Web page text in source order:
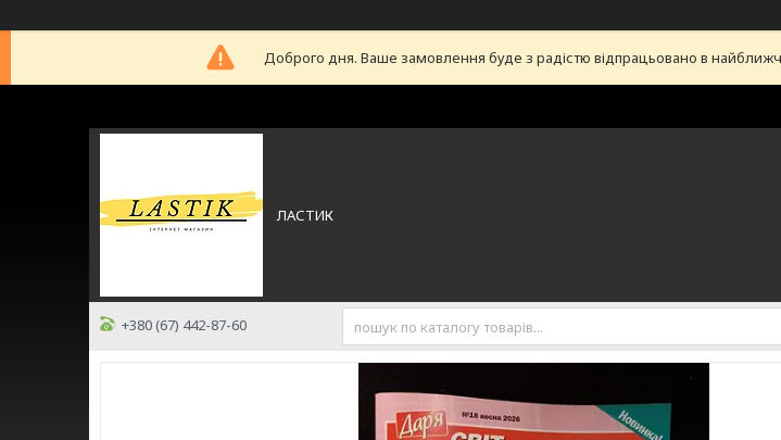
Доброго дня. Ваше замовлення буде з радістю відпрацьовано в
ЛАСТИК
+380 (67) 442-87-60